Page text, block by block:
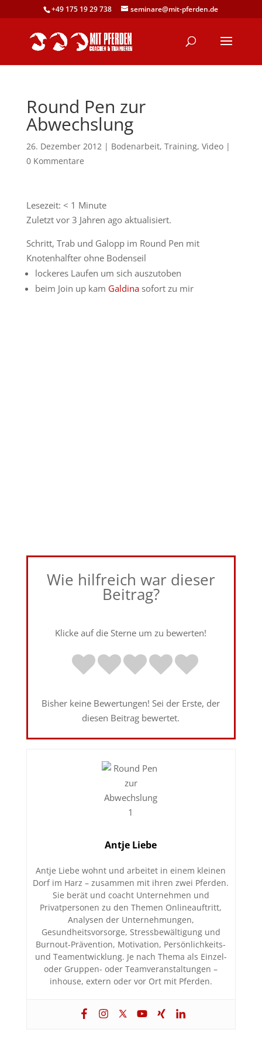
+49 175 19 29 738 seminare@mit-pferden.de
Round Pen zur
Abwechslung
26. Dezember 2012| Bodenarbeit, Training, Video|
0 Kommentare
Lesezeit: < 1 Minute
Zuletzt vor 3 Jahren ago aktualisiert.
Schritt, Trab und Galopp im Round Pen mit
Knotenhalfter ohne Bodenseil
lockeres Laufen um sich auszutoben
beim Join up kam Galdinasofort zu mir
Wie hilfreich war dieser
Beitrag?
Klicke auf die Sterne um zu bewerten!
Bisher keine Bewertungen! Sei der Erste, der
diesen Beitrag bewertet.
Antje Liebe
Antje Liebe wohnt und arbeitet in einem kleinen
Dorf im Harz – zusammen mit ihren zwei Pferden.
Sie berät und coacht Unternehmen und
Privatpersonen zu den Themen Onlineauftritt,
Analysen der Unternehmungen,
Gesundheitsvorsorge, Stressbewältigung und
Burnout-Prävention, Motivation, Persönlichkeits-
und Teamentwicklung. Je nach Thema als Einzel-
oder Gruppen- oder Teamveranstaltungen –
inhouse, extern oder vor Ort mit Pferden.